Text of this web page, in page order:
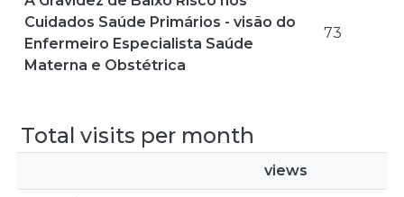
Cuidados Saúde Primários - visão do
Enfermeiro Especialista Saúde
Materna e Obstétrica
73
Total visits per month
views